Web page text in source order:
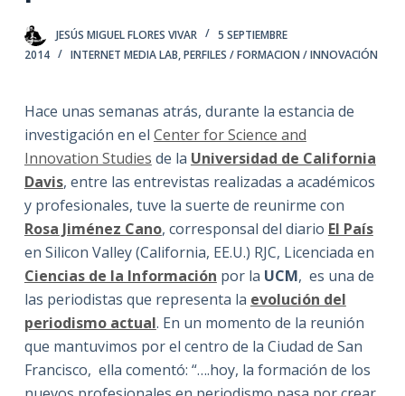
JESÚS MIGUEL FLORES VIVAR
5 SEPTIEMBRE
2014
INTERNET MEDIA LAB,PERFILES / FORMACION / INNOVACIÓN
Hace unas semanas atrás, durante la estancia de
investigación en el Center for Science and
Innovation Studies de la Universidad de California
Davis, entre las entrevistas realizadas a académicos
y profesionales, tuve la suerte de reunirme con
Rosa Jiménez Cano, corresponsal del diario El País
en Silicon Valley (California, EE.U.) RJC, Licenciada en
Ciencias de la Información por la UCM, es una de
las periodistas que representa la evolución del
periodismo actual. En un momento de la reunión
que mantuvimos por el centro de la Ciudad de San
Francisco, ella comentó: “….hoy, la formación de los